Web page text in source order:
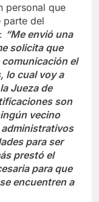
personal que
parte del
“Me envió una
solicita que
el
lo cual voy a
Jueza de
son
vecino
para ser
prestó el
para que
encuentren a